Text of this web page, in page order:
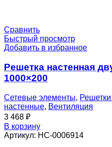
Сравнить
Быстрый просмотр
Добавить в избранное
Решетка настенная
1000×200
Сетевые элементы,
настенные, Вентиляция
3 468 ₽
В корзину
Артикул: НС-0006914